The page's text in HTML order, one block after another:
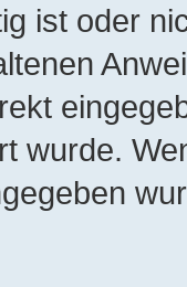
ist oder
wurde.